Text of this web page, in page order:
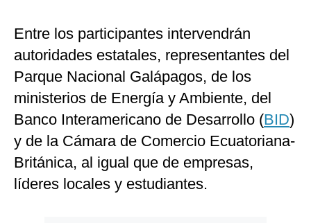
Entre los participantes intervendrán
autoridades estatales, representantes del
Parque Nacional Galápagos, de los
ministerios de Energía y Ambiente, del
Banco Interamericano de Desarrollo (BID)
y de la Cámara de Comercio Ecuatoriana-
Británica, al igual que de empresas,
líderes locales y estudiantes.